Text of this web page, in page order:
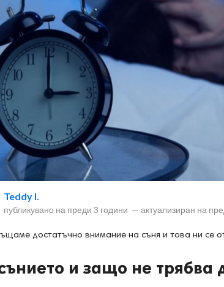
Teddy I.
публикувано на преди 3 години — актуализиран на
достатъчно внимание на съня и това ни се
и защо не трябва